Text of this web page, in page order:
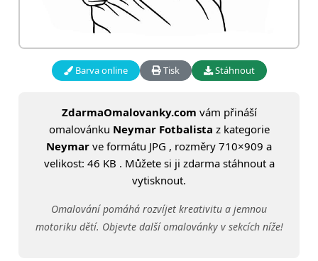
Barva online Tisk Stáhnout
ZdarmaOmalovanky.com vám přináší
omalovánku Neymar Fotbalista z kategorie
Neymar ve formátu JPG , rozměry 710×909 a
velikost: 46 KB . Můžete si ji zdarma stáhnout a
vytisknout.
Omalování pomáhá rozvíjet kreativitu a jemnou
motoriku dětí. Objevte další omalovánky v sekcích níže!